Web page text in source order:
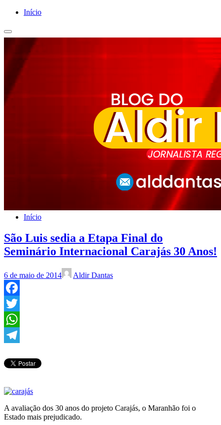
Início
Início
São Luis sedia a Etapa Final do
Seminário Internacional Carajás 30 Anos!
6 de maio de 2014 Aldir Dantas
Facebook
Twitter
WhatsApp
A avaliação dos 30 anos do projeto Carajás, o Maranhão foi o
Estado mais prejudicado.